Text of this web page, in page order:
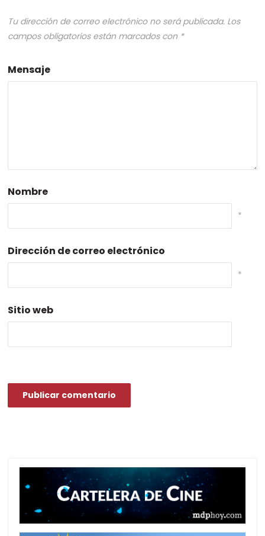
Tu dirección de correo electrónico no será publicada. Los
campos obligatorios están marcados con *
Mensaje
Nombre
*
Dirección de correo electrónico
*
Sitio web